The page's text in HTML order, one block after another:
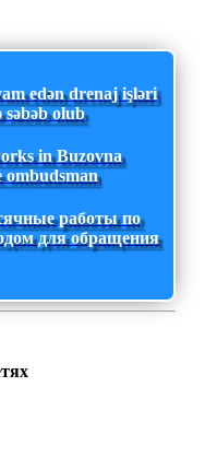
edən drenaj işləri
səbəb olub
in Buzovna
ombudsman
работы по
для обращения